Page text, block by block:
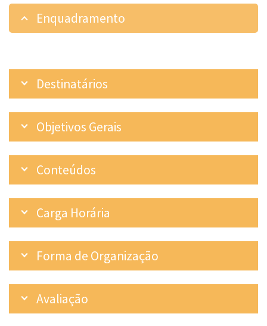
Enquadramento
Destinatários
Objetivos Gerais
Conteúdos
Carga Horária
Forma de Organização
Avaliação